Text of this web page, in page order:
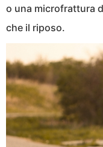
o una microfrattura
che il riposo.